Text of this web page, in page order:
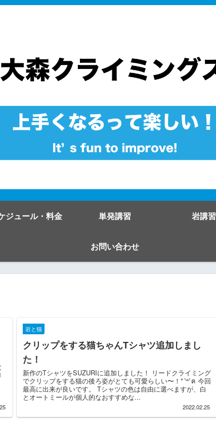
ジュール・料金 単発講習 岩講習
お問い合わせ
岩と猫
クリップをする猫ちゃんTシャツ追加しまし
た！
新作のTシャツをSUZURIに追加しました！ リードクライミング
でクリップをする猫の後ろ姿がとても可愛らしい〜！*´꒳`ฅ 今回
最高に出来が良いです。 Tシャツの色は自由に選べますが、白
とオートミールが個人的なおすすめな...
2022.02.25